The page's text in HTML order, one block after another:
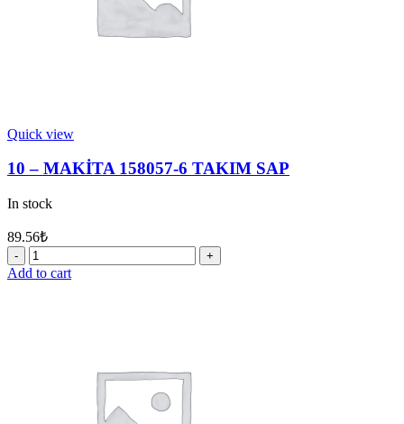
Quick view
10 – MAKİTA 158057-6 TAKIM SAP
In stock
89.56₺
10
-
Add to cart